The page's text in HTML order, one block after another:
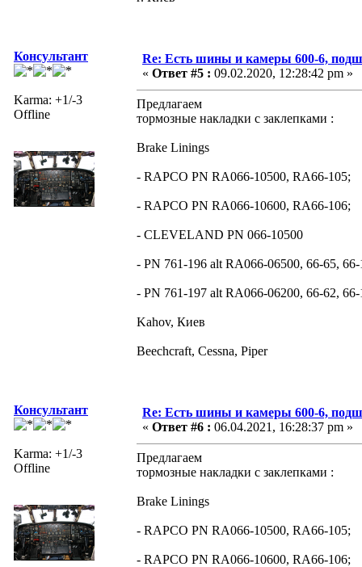
Консультант
Karma: +1/-3
Offline
Re: Есть шины и камеры 600-6,
« Ответ #5 : 09.02.2020, 12:28:42 pm »
Предлагаем
тормозные накладки с заклепками :
Brake Linings
- RAPCO PN RA066-10500, RA66-105;
- RAPCO PN RA066-10600, RA66-106;
- CLEVELAND PN 066-10500
- PN 761-196 alt RA066-06500, 66-65, 66-
- PN 761-197 alt RA066-06200, 66-62, 66-
Kahov, Киев
Beechcraft, Cessna, Piper
Консультант
Karma: +1/-3
Offline
Re: Есть шины и камеры 600-6,
« Ответ #6 : 06.04.2021, 16:28:37 pm »
Предлагаем
тормозные накладки с заклепками :
Brake Linings
- RAPCO PN RA066-10500, RA66-105;
- RAPCO PN RA066-10600, RA66-106;